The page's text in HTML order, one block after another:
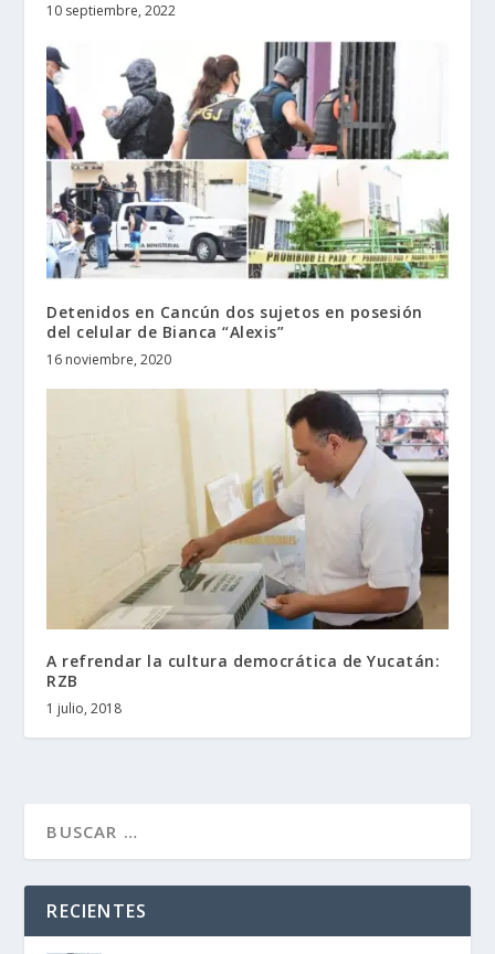
10 septiembre, 2022
Detenidos en Cancún dos sujetos en posesión
del celular de Bianca “Alexis”
16 noviembre, 2020
A refrendar la cultura democrática de Yucatán:
RZB
1 julio, 2018
RECIENTES